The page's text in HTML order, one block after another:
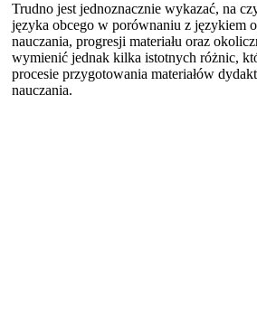
Trudno jest jednoznacznie wykazać, na
języka obcego w porównaniu z językiem
nauczania, progresji materiału oraz
wymienić jednak kilka istotnych różnic,
procesie przygotowania materiałów
nauczania.